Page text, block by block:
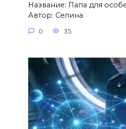
Название: Папа для
Автор: Селина
0 35